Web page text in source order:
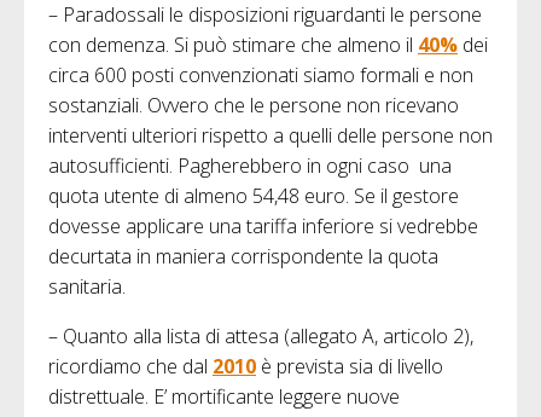
– Paradossali le disposizioni riguardanti le persone
con demenza. Si può stimare che almeno il 40% dei
circa 600 posti convenzionati siamo formali e non
sostanziali. Ovvero che le persone non ricevano
interventi ulteriori rispetto a quelli delle persone non
autosufficienti. Pagherebbero in ogni caso una
quota utente di almeno 54,48 euro. Se il gestore
dovesse applicare una tariffa inferiore si vedrebbe
decurtata in maniera corrispondente la quota
sanitaria.
– Quanto alla lista di attesa (allegato A, articolo 2),
ricordiamo che dal 2010 è prevista sia di livello
distrettuale. E’ mortificante leggere nuove